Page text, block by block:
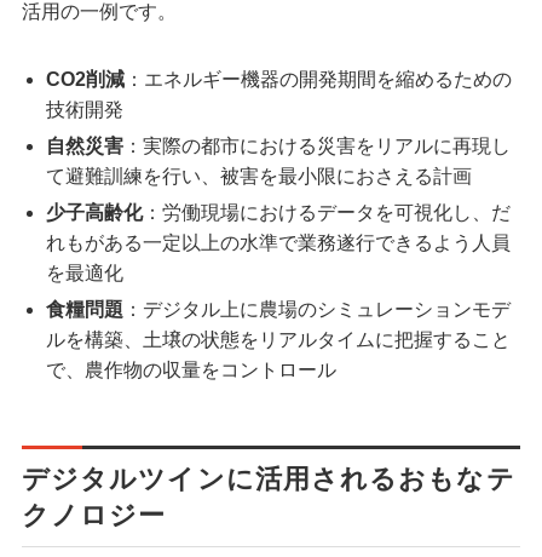
活用の一例です。
CO2削減：エネルギー機器の開発期間を縮めるための
技術開発
自然災害：実際の都市における災害をリアルに再現し
て避難訓練を行い、被害を最小限におさえる計画
少子高齢化：労働現場におけるデータを可視化し、だ
れもがある一定以上の水準で業務遂行できるよう人員
を最適化
食糧問題 ：デジタル上に農場のシミュレーションモデ
ルを構築、土壌の状態をリアルタイムに把握すること
で、農作物の収量をコントロール
デジタルツインに活用されるおもなテ
クノロジー